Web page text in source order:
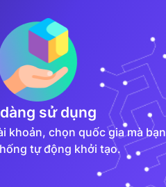
sử dụng
khoản, chọn quốc gia mà bạn
tự động khởi tạo.